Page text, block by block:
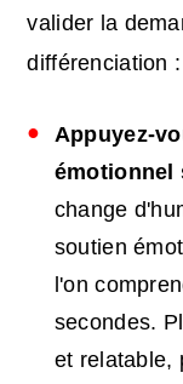
valider la
différenciation :
Appuyez-
émotionnel
change
soutien
l'on
secondes.
et relatable,